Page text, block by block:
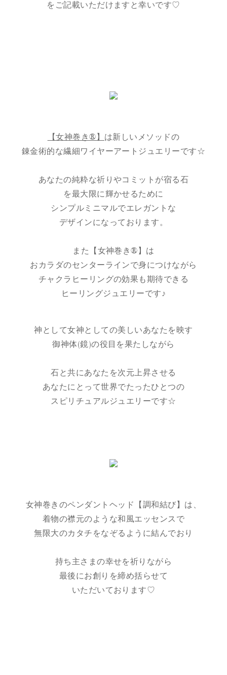
をご記載いただけますと幸いです♡
【女神巻き®】 は新しいメソッドの
錬金術的な繊細ワイヤーアートジュエリーです☆
あなたの純粋な祈りやコミットが宿る石
を最大限に輝かせるために
シンプルミニマルでエレガントな
デザインになっております。
また【女神巻き®】は
おカラダのセンターラインで身につけながら
チャクラヒーリングの効果も期待できる
ヒーリングジュエリーです♪
神として女神としての美しいあなたを映す
御神体(鏡)の役目を果たしながら
石と共にあなたを次元上昇させる
あなたにとって世界でたったひとつの
スピリチュアルジュエリーです☆
女神巻きのペンダントヘッド【調和結び】は、
着物の襟元のような和風エッセンスで
無限大のカタチをなぞるように結んでおり
持ち主さまの幸せを祈りながら
最後にお創りを締め括らせて
いただいております♡